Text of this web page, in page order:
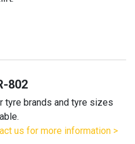
802
tyre brands and tyre sizes
us for more information >